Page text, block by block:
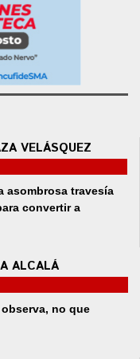
VELÁSQUEZ
asombrosa travesía
convertir a
ALCALÁ
no que